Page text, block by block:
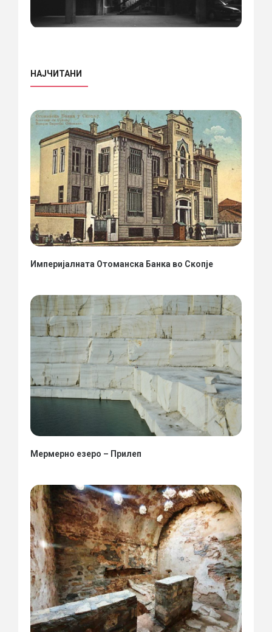
НАЈЧИТАНИ
Империјалната Отоманска Банка во Скопје
Мермерно езеро – Прилеп